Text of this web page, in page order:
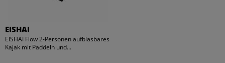
EISHAI
EISHAI Flow 2-Personen aufblasbares
Kajak mit Paddeln und...